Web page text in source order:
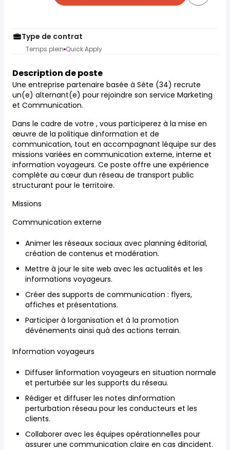
Type de contrat
Temps plein Quick Apply
Description de poste
Une entreprise partenaire basée à Sète (34) recrute
un(e) alternant(e) pour rejoindre son service Marketing
et Communication.
Dans le cadre de votre , vous participerez à la mise en
œuvre de la politique dinformation et de
communication, tout en accompagnant léquipe sur des
missions variées en communication externe, interne et
information voyageurs. Ce poste offre une expérience
complète au cœur dun réseau de transport public
structurant pour le territoire.
Missions
Communication externe
Animer les réseaux sociaux avec planning éditorial,
création de contenus et modération.
Mettre à jour le site web avec les actualités et les
informations voyageurs.
Créer des supports de communication : flyers,
affiches et présentations.
Participer à lorganisation et à la promotion
dévénements ainsi quà des actions terrain.
Information voyageurs
Diffuser linformation voyageurs en situation normale
et perturbée sur les supports du réseau.
Rédiger et diffuser les notes dinformation
perturbation réseau pour les conducteurs et les
clients.
Collaborer avec les équipes opérationnelles pour
assurer une communication claire en cas dincident.